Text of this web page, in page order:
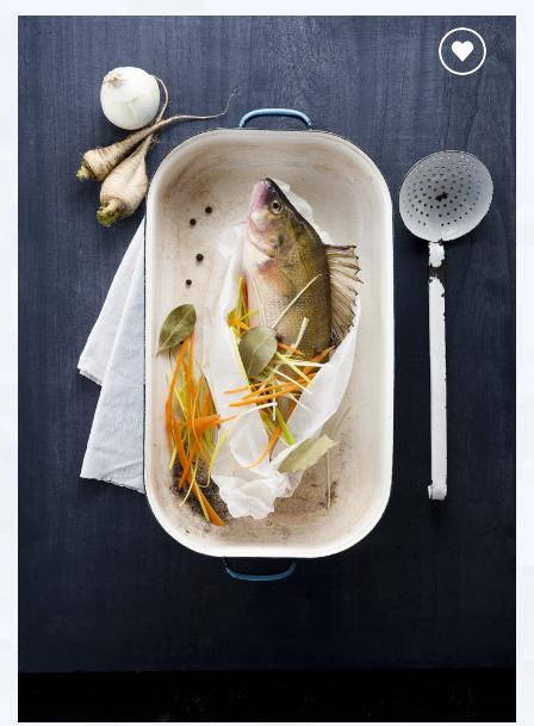
hervorragend räuchern. Warm auf den Tisch schmecken
die Barsche vorzüglich!
WEITER ZUM PRODUKT